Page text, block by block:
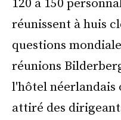
120 à 150
réunissent à huis
questions
réunions
l'hôtel néerlandais
attiré des